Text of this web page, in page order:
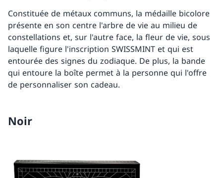
Constituée de métaux communs, la médaille bicolore
présente en son centre l'arbre de vie au milieu de
constellations et, sur l'autre face, la fleur de vie, sous
laquelle figure l'inscription SWISSMINT et qui est
entourée des signes du zodiaque. De plus, la bande
qui entoure la boîte permet à la personne qui l'offre
de personnaliser son cadeau.
Noir